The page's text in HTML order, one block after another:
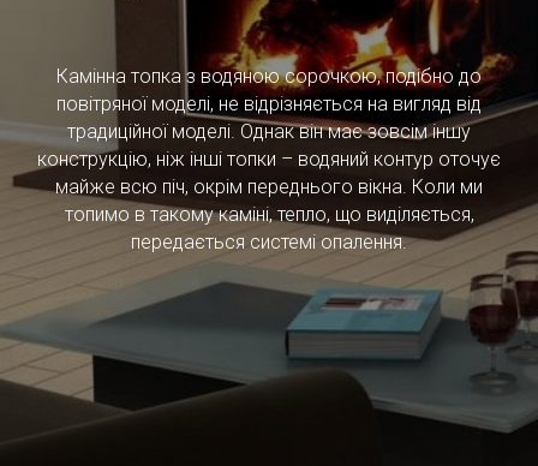
Камінна топка з водяною сорочкою, подібно до
повітряної моделі, не відрізняється на вигляд від
традиційної моделі. Однак він має зовсім іншу
конструкцію, ніж інші топки – водяний контур оточує
майже всю піч, окрім переднього вікна. Коли ми
топимо в такому каміні, тепло, що виділяється,
передається системі опалення.